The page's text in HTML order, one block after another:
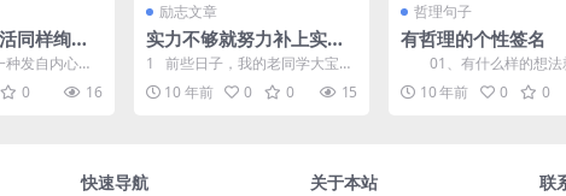
同样绚丽
发自内心的
制造的。单
就不应该...
0 16
励志文章
实力不够就努力补上实
力，别在年轻的时候郁郁
寡欢
1 前些日子，我的老同学大宝去
参加一个面试。那是一家该地区
排名前三...
10 年前 0 0 15
哲理句子
有哲理的个性签名
01、有什么样的想法
么样的未来；有什么样的
有什么样的结果。 &n...
10 年前 0 0
快速导航 关于本站 联